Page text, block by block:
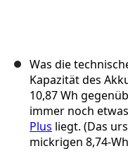
Was die
Kapazität des
10,87 Wh
immer noch
Plus liegt. (Das
mickrigen 8,74-